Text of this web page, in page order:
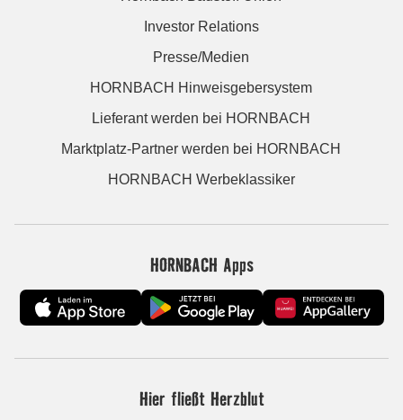
Investor Relations
Presse/Medien
HORNBACH Hinweisgebersystem
Lieferant werden bei HORNBACH
Marktplatz-Partner werden bei HORNBACH
HORNBACH Werbeklassiker
HORNBACH Apps
Hier fließt Herzblut